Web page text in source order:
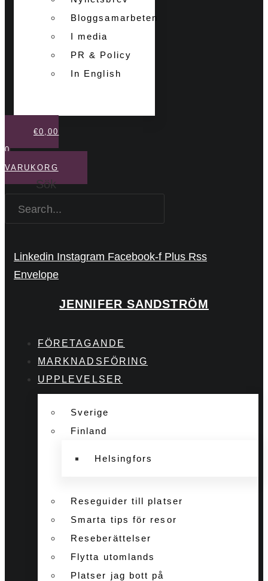
Bloggsamarbeten
I media
PR & Policy
In English
€0,00
0
VARUKORG
Sök
Linkedin Instagram Facebook-f Plus Rss
Envelope
JENNIFER SANDSTRÖM
FÖRETAGANDE
MARKNADSFÖRING
UPPLEVELSER
Sverige
Finland
Helsingfors
Reseguider till platser
Smarta tips för resor
Reseberättelser
Flytta utomlands
Platser jag bott på